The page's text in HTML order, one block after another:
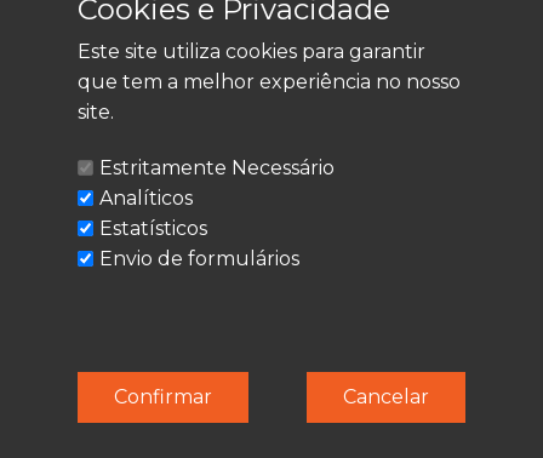
LEGAL
Política de Privacidade
Termos de Utilização
Cookies
© Techolder. Todos os direitos reservados.
SmashLine
Cookies e Privacidade
Este site utiliza cookies para garantir
que tem a melhor experiência no nosso
site.
Estritamente Necessário
Analíticos
Estatísticos
Envio de formulários
Cancelar
Confirmar